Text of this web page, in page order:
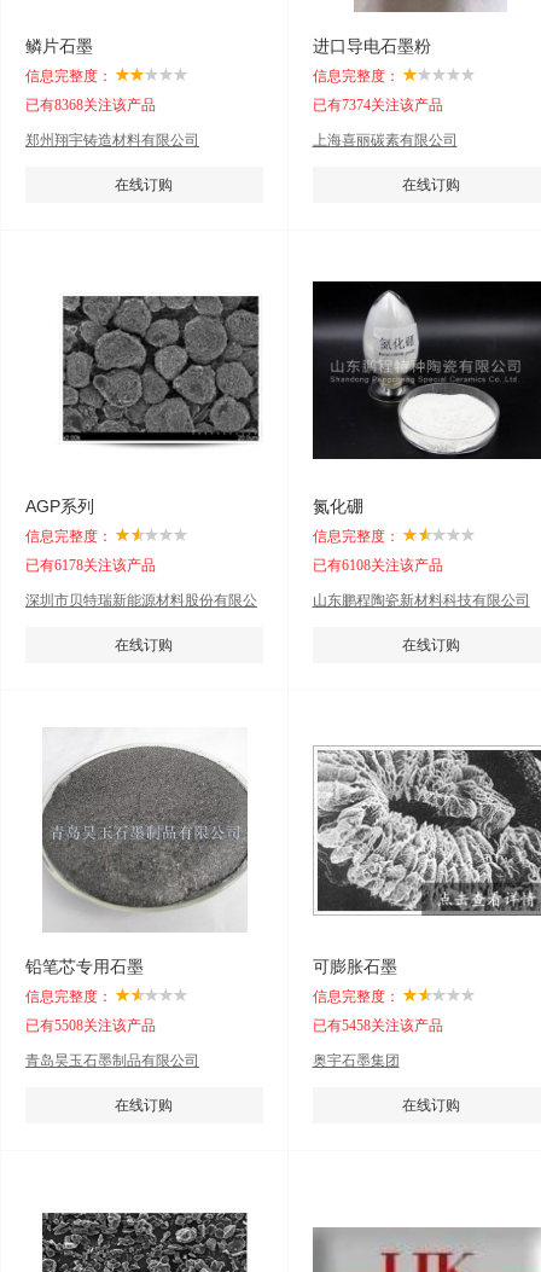
鳞片石墨
信息完整度：
已有8368关注该产品
郑州翔宇铸造材料有限公司
在线订购
进口导电石墨粉
信息完整度：
已有7374关注该产品
上海喜丽碳素有限公司
在线订购
AGP系列
信息完整度：
已有6178关注该产品
深圳市贝特瑞新能源材料股份有限公
在线订购
氮化硼
信息完整度：
已有6108关注该产品
山东鹏程陶瓷新材料科技有限公司
在线订购
铅笔芯专用石墨
信息完整度：
已有5508关注该产品
青岛昊玉石墨制品有限公司
在线订购
可膨胀石墨
信息完整度：
已有5458关注该产品
奥宇石墨集团
在线订购